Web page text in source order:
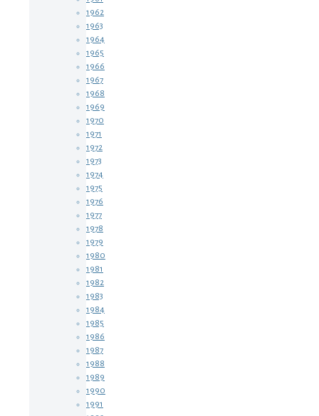
1962
1963
1964
1965
1966
1967
1968
1969
1970
1971
1972
1973
1974
1975
1976
1977
1978
1979
1980
1981
1982
1983
1984
1985
1986
1987
1988
1989
1990
1991